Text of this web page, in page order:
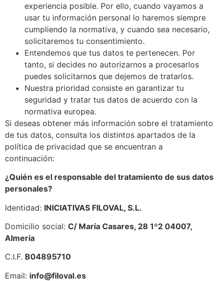
experiencia posible. Por ello, cuando vayamos a
usar tu información personal lo haremos siempre
cumpliendo la normativa, y cuando sea necesario,
solicitaremos tu consentimiento.
Entendemos que tus datos te pertenecen. Por
tanto, si decides no autorizarnos a procesarlos
puedes solicitarnos que dejemos de tratarlos.
Nuestra prioridad consiste en garantizar tu
seguridad y tratar tus datos de acuerdo con la
normativa europea.
Si deseas obtener más información sobre el tratamiento
de tus datos, consulta los distintos apartados de la
política de privacidad que se encuentran a
continuación:
¿Quién es el responsable del tratamiento de sus datos
personales?
Identidad: INICIATIVAS FILOVAL, S.L.
Domicilio social: C/ María Casares, 28 1º2 04007,
Almería
C.I.F. B04895710
Email: info@filoval.es